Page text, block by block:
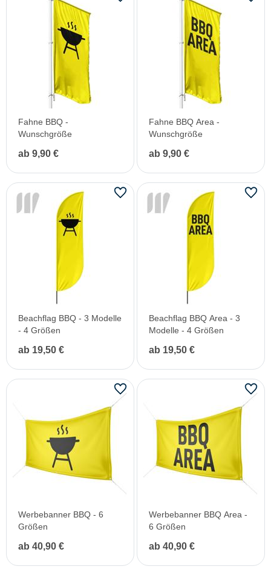
Fahne BBQ -
Wunschgröße
ab 9,90 €
Fahne BBQ Area -
Wunschgröße
ab 9,90 €
Beachflag BBQ - 3 Modelle
- 4 Größen
ab 19,50 €
Beachflag BBQ Area - 3
Modelle - 4 Größen
ab 19,50 €
Werbebanner BBQ - 6
Größen
ab 40,90 €
Werbebanner BBQ Area -
6 Größen
ab 40,90 €